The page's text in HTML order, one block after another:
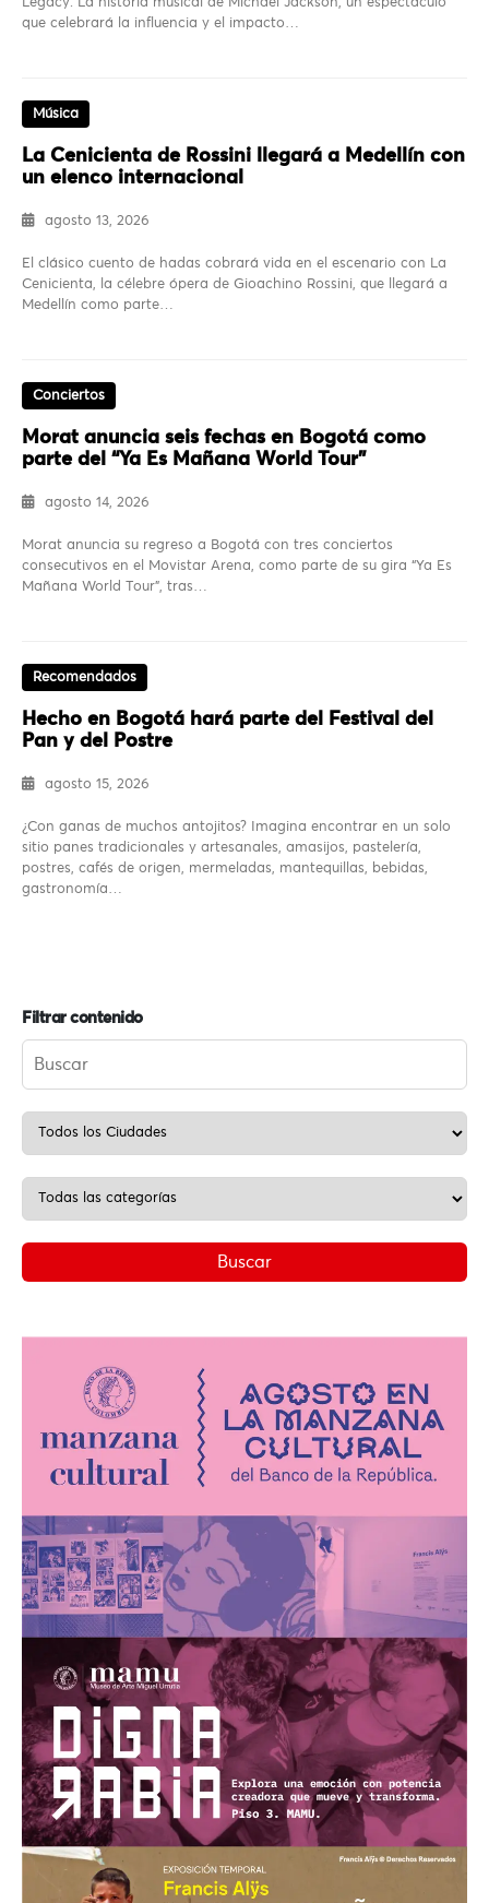
que celebrará la influencia y el impacto…
Música
La Cenicienta de Rossini llegará a Medellín con
un elenco internacional
agosto 13, 2026
El clásico cuento de hadas cobrará vida en el escenario con La
Cenicienta, la célebre ópera de Gioachino Rossini, que llegará a
Medellín como parte…
Conciertos
Morat anuncia seis fechas en Bogotá como
parte del “Ya Es Mañana World Tour”
agosto 14, 2026
Morat anuncia su regreso a Bogotá con tres conciertos
consecutivos en el Movistar Arena, como parte de su gira “Ya Es
Mañana World Tour”, tras…
Recomendados
Hecho en Bogotá hará parte del Festival del
Pan y del Postre
agosto 15, 2026
¿Con ganas de muchos antojitos? Imagina encontrar en un solo
sitio panes tradicionales y artesanales, amasijos, pastelería,
postres, cafés de origen, mermeladas, mantequillas, bebidas,
gastronomía…
Filtrar contenido